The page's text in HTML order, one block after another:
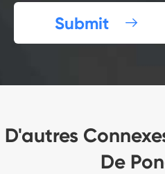
Submit 
D'autres
De